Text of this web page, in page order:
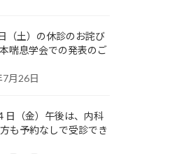
（土）の休診のお詫び
喘息学会での発表のご
月26日
日（金）午後は、内科
も予約なしで受診でき